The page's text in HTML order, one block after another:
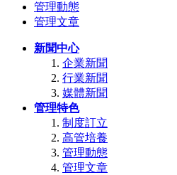
管理動態
管理文章
新聞中心
企業新聞
行業新聞
媒體新聞
管理特色
制度訂立
高管培養
管理動態
管理文章